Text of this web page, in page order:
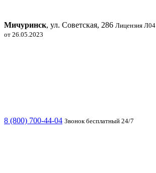
Мичуринск, ул. Советская, 286 Лицензия
от 26.05.2023
8 (800) 700-44-04 Звонок бесплатный 24/7